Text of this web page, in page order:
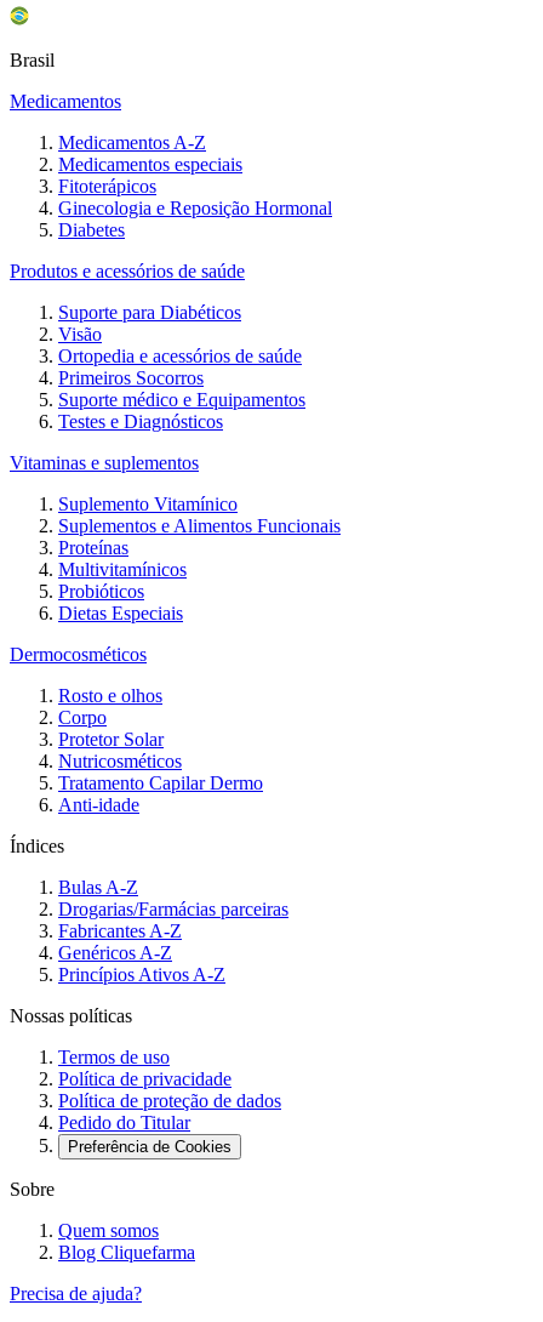
Brasil
Medicamentos
Medicamentos A-Z
Medicamentos especiais
Fitoterápicos
Ginecologia e Reposição Hormonal
Diabetes
Produtos e acessórios de saúde
Suporte para Diabéticos
Visão
Ortopedia e acessórios de saúde
Primeiros Socorros
Suporte médico e Equipamentos
Testes e Diagnósticos
Vitaminas e suplementos
Suplemento Vitamínico
Suplementos e Alimentos Funcionais
Proteínas
Multivitamínicos
Probióticos
Dietas Especiais
Dermocosméticos
Rosto e olhos
Corpo
Protetor Solar
Nutricosméticos
Tratamento Capilar Dermo
Anti-idade
Índices
Bulas A-Z
Drogarias/Farmácias parceiras
Fabricantes A-Z
Genéricos A-Z
Princípios Ativos A-Z
Nossas políticas
Termos de uso
Política de privacidade
Política de proteção de dados
Pedido do Titular
Preferência de Cookies
Sobre
Quem somos
Blog Cliquefarma
Precisa de ajuda?